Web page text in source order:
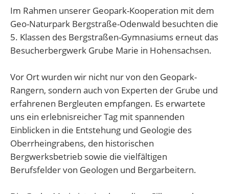
Im Rahmen unserer Geopark-Kooperation mit dem
Geo-Naturpark Bergstraße-Odenwald besuchten die
5. Klassen des Bergstraßen-Gymnasiums erneut das
Besucherbergwerk Grube Marie in Hohensachsen.
Vor Ort wurden wir nicht nur von den Geopark-
Rangern, sondern auch von Experten der Grube und
erfahrenen Bergleuten empfangen. Es erwartete
uns ein erlebnisreicher Tag mit spannenden
Einblicken in die Entstehung und Geologie des
Oberrheingrabens, den historischen
Bergwerksbetrieb sowie die vielfältigen
Berufsfelder von Geologen und Bergarbeitern.